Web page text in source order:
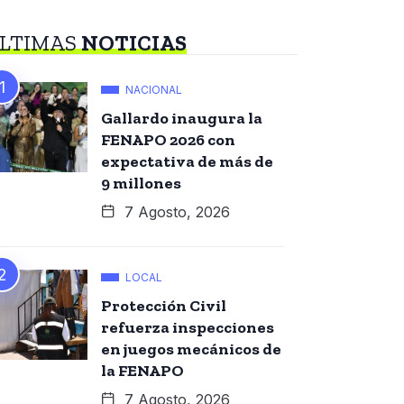
NOTICIAS
NACIONAL
Gallardo inaugura la
FENAPO 2026 con
expectativa de más de
9 millones
7 Agosto, 2026
LOCAL
Protección Civil
refuerza inspecciones
en juegos mecánicos de
la FENAPO
7 Agosto, 2026